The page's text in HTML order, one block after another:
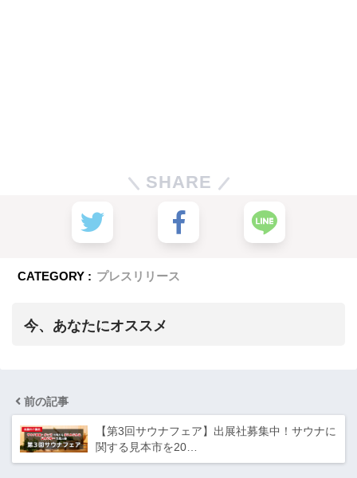
SHARE
CATEGORY : プレスリリース
今、あなたにオススメ
前の記事
【第3回サウナフェア】出展社募集中！サウナに
関する見本市を20…